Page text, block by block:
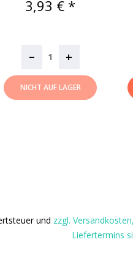
Preis
3,93 € *
– +
NICHT AUF LAGER
und zzgl.
Liefertermins